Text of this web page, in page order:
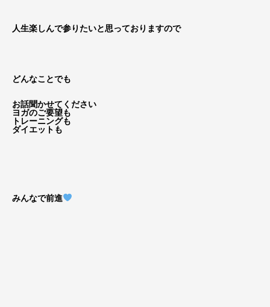
人生楽しんで参りたいと思っておりますので
どんなことでも
お話聞かせてください
ヨガのご要望も
トレーニングも
ダイエットも
みんなで前進